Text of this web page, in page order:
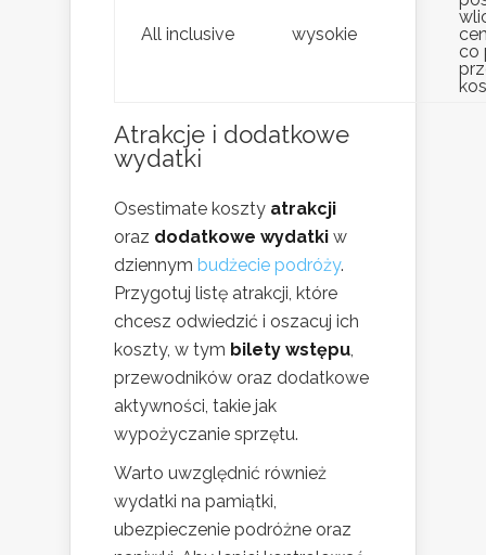
All inclusive wysokie
co
Atrakcje i dodatkowe
wydatki
Osestimate koszty atrakcji
oraz dodatkowe wydatki w
dziennym budżecie podróży.
Przygotuj listę atrakcji, które
chcesz odwiedzić i oszacuj ich
koszty, w tym bilety wstępu
przewodników oraz dodatkowe
aktywności, takie jak
wypożyczanie sprzętu.
Warto uwzględnić również
wydatki na pamiątki,
ubezpieczenie podróżne oraz